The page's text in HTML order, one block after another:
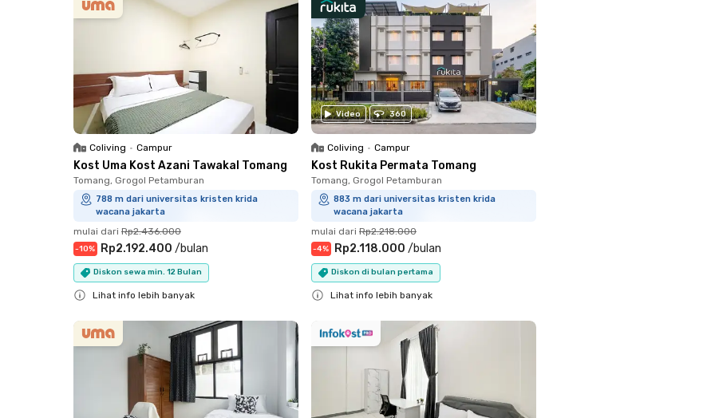
Coliving • Campur
Kost Uma Kost Azani Tawakal Tomang
Tomang, Grogol Petamburan
788 m dari universitas kristen krida
wacana jakarta
mulai dari Rp2.436.000
-10% Rp2.192.400 /bulan
Diskon sewa min. 12 Bulan
Lihat info lebih banyak
Video 360
Coliving • Campur
Kost Rukita Permata Tomang
Tomang, Grogol Petamburan
883 m dari universitas kristen krida
wacana jakarta
mulai dari Rp2.218.000
-4% Rp2.118.000 /bulan
Diskon di bulan pertama
Lihat info lebih banyak